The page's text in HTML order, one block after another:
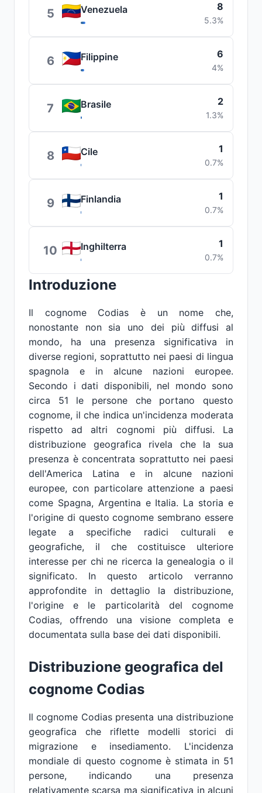
5 Venezuela 8
5.3%
6 Filippine 6
4%
7 Brasile 2
1.3%
8 Cile 1
0.7%
9 Finlandia 1
0.7%
10 Inghilterra 1
0.7%
Introduzione
Il cognome Codias è un nome che,
nonostante non sia uno dei più diffusi al
mondo, ha una presenza significativa in
diverse regioni, soprattutto nei paesi di lingua
spagnola e in alcune nazioni europee.
Secondo i dati disponibili, nel mondo sono
circa 51 le persone che portano questo
cognome, il che indica un'incidenza moderata
rispetto ad altri cognomi più diffusi. La
distribuzione geografica rivela che la sua
presenza è concentrata soprattutto nei paesi
dell'America Latina e in alcune nazioni
europee, con particolare attenzione a paesi
come Spagna, Argentina e Italia. La storia e
l'origine di questo cognome sembrano essere
legate a specifiche radici culturali e
geografiche, il che costituisce ulteriore
interesse per chi ne ricerca la genealogia o il
significato. In questo articolo verranno
approfondite in dettaglio la distribuzione,
l'origine e le particolarità del cognome
Codias, offrendo una visione completa e
documentata sulla base dei dati disponibili.
Distribuzione geografica del
cognome Codias
Il cognome Codias presenta una distribuzione
geografica che riflette modelli storici di
migrazione e insediamento. L'incidenza
mondiale di questo cognome è stimata in 51
persone, indicando una presenza
relativamente scarsa ma significativa in alcuni